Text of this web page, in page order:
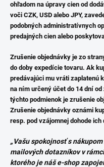
ohľadom na úpravy cien od
voči CZK, USD alebo JPY,
podobných administratívnych
predajných cien alebo
Zrušenie objednávky je zo
do doby expedície tovaru. Ak
predávajúci mu vráti zaplatenú
na ním určený účet do 14 dní
týchto podmienok je zrušenie
Zrušenie objednávky oznámi
resp. pod vzájomnej dohode
„Vašu spokojnosť s
mailových dotazníkov v
ktorého je náš e-shop